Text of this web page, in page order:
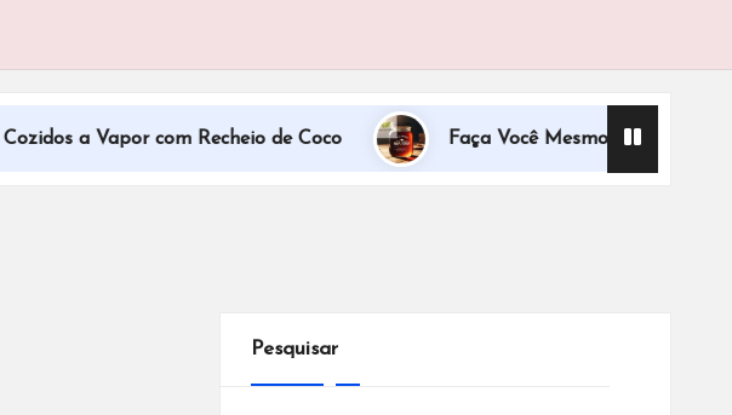
a Vapor com Recheio de Coco Faça Você Mesmo! Receita de
Pesquisar